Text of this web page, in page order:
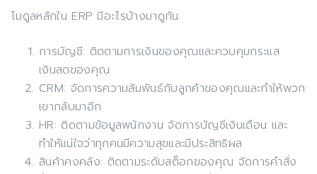
โมดูลหลักใน ERP มีอะไรบ้างมาดูกัน:
การบัญชี: ติดตามการเงินของคุณและควบคุมกระแส
เงินสดของคุณ
CRM: จัดการความสัมพันธ์กับลูกค้าของคุณและทำให้พวก
เขากลับมาอีก
HR: ติดตามข้อมูลพนักงาน จัดการบัญชีเงินเดือน และ
ทำให้แน่ใจว่าทุกคนมีความสุขและมีประสิทธิผล
สินค้าคงคลัง: ติดตามระดับสต็อกของคุณ จัดการคำสั่ง